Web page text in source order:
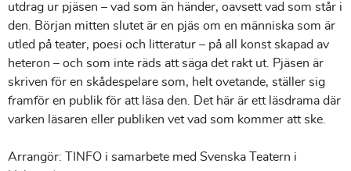
utdrag ur pjäsen – vad som än händer, oavsett vad som står i
den. Början mitten slutet är en pjäs om en människa som är
utled på teater, poesi och litteratur – på all konst skapad av
heteron – och som inte räds att säga det rakt ut. Pjäsen är
skriven för en skådespelare som, helt ovetande, ställer sig
framför en publik för att läsa den. Det här är ett läsdrama där
varken läsaren eller publiken vet vad som kommer att ske.
Arrangör: TINFO i samarbete med Svenska Teatern i